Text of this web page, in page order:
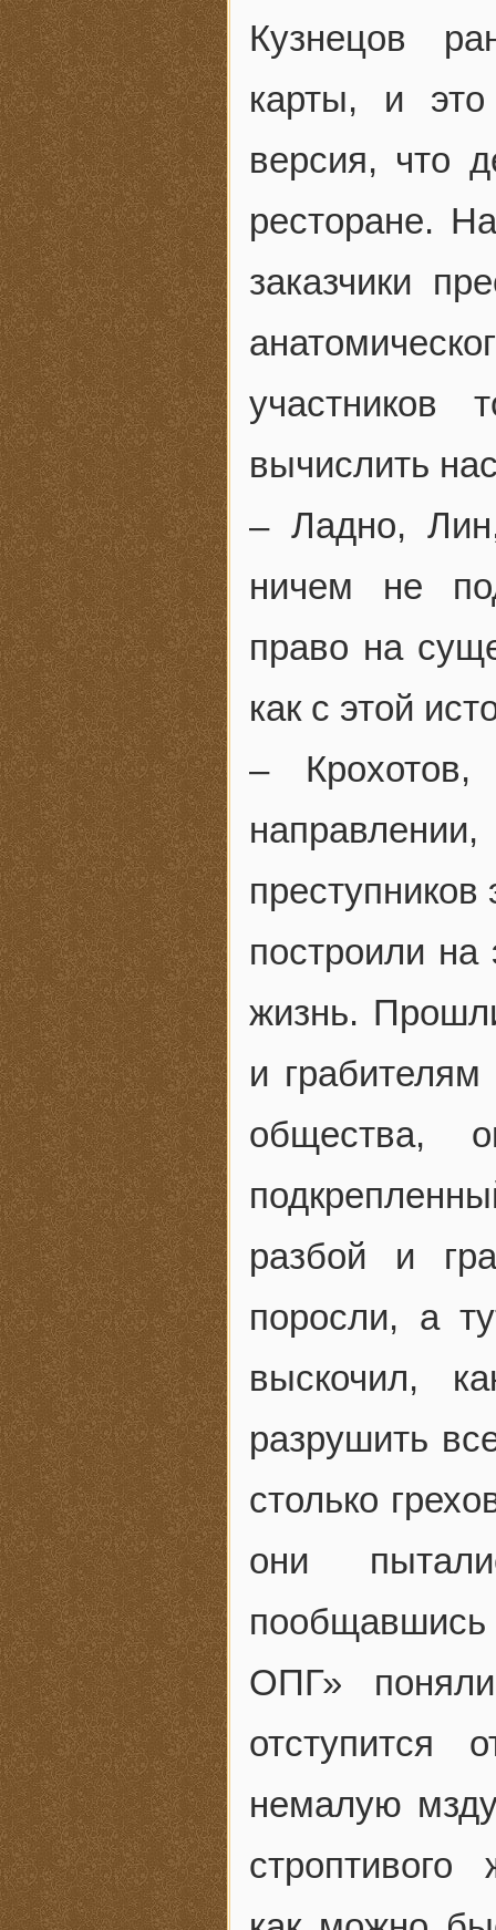
Кузнецов
карты, и
версия, что
ресторане.
заказчики
участников
вычислить
– Ладно,
ничем не
право на
как с этой
–
построили на
жизнь.
и
общества,
разбой и
поросли, а
выскочил,
разрушить
столько
они
ОПГ»
отступится
немалую
строптивого